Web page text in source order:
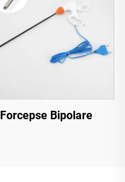
Forcepse Bipolare